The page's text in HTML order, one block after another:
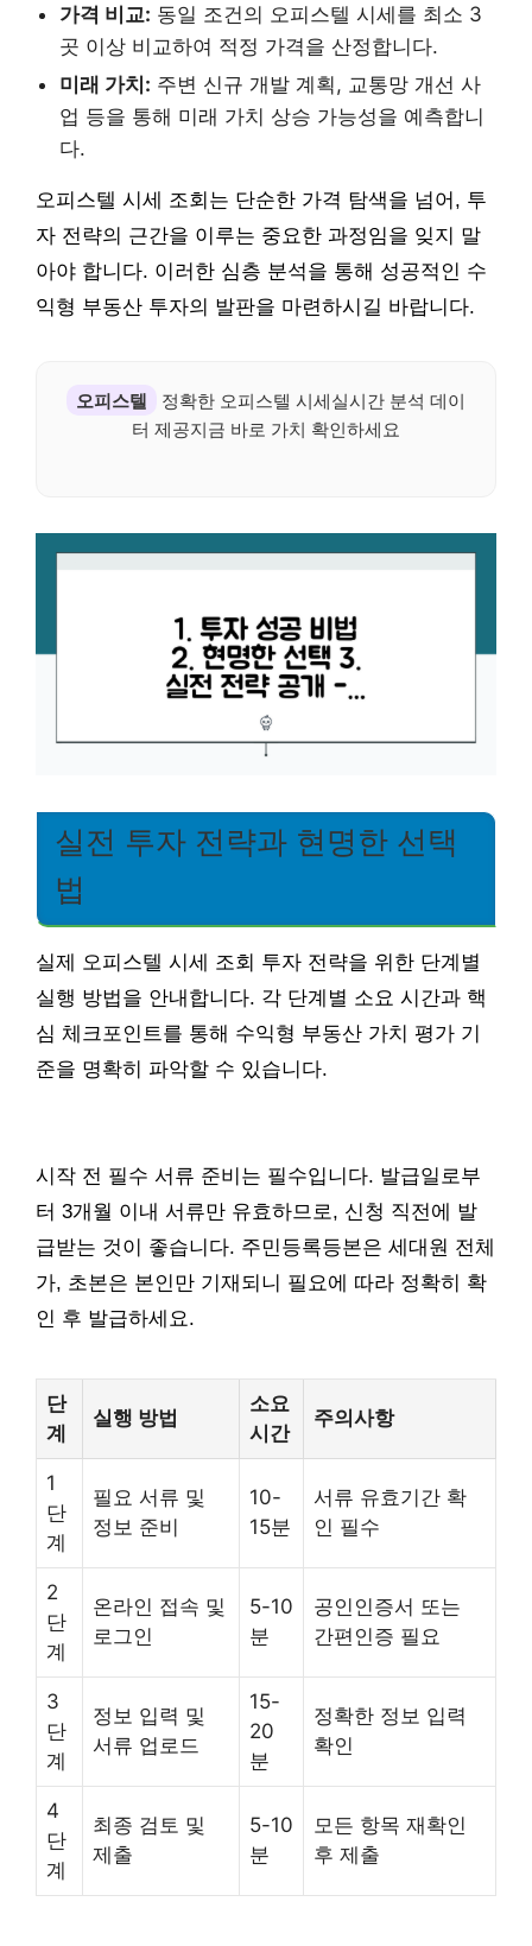
가격 비교: 동일 조건의 오피스텔 시세를 최소 3
곳 이상 비교하여 적정 가격을 산정합니다.
미래 가치: 주변 신규 개발 계획, 교통망 개선 사
업 등을 통해 미래 가치 상승 가능성을 예측합니
다.
오피스텔 시세 조회는 단순한 가격 탐색을 넘어, 투
자 전략의 근간을 이루는 중요한 과정임을 잊지 말
아야 합니다. 이러한 심층 분석을 통해 성공적인 수
익형 부동산 투자의 발판을 마련하시길 바랍니다.
오피스텔
정확한 오피스텔 시세실시간 분석 데이
터 제공지금 바로 가치 확인하세요
실전 투자 전략과 현명한 선택
법
실제 오피스텔 시세 조회 투자 전략을 위한 단계별
실행 방법을 안내합니다. 각 단계별 소요 시간과 핵
심 체크포인트를 통해 수익형 부동산 가치 평가 기
준을 명확히 파악할 수 있습니다.
시작 전 필수 서류 준비는 필수입니다. 발급일로부
터 3개월 이내 서류만 유효하므로, 신청 직전에 발
급받는 것이 좋습니다. 주민등록등본은 세대원 전체
가, 초본은 본인만 기재되니 필요에 따라 정확히 확
인 후 발급하세요.
단
계
실행 방법
소요
시간
주의사항
1
단
계
필요 서류 및
정보 준비
10-
15분
서류 유효기간 확
인 필수
2
단
계
온라인 접속 및
로그인
5-10
분
공인인증서 또는
간편인증 필요
3
단
계
정보 입력 및
서류 업로드
15-
20
분
정확한 정보 입력
확인
4
단
계
최종 검토 및
제출
5-10
분
모든 항목 재확인
후 제출